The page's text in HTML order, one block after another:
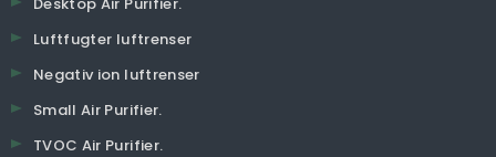
Luftfugter luftrenser
Negativ ion luftrenser
Small Air Purifier.
TVOC Air Purifier.